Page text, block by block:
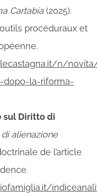
Cartabia (2025).
procéduraux et
n/
dopo-la-riforma-
sul Diritto di
alienazione
de l’article